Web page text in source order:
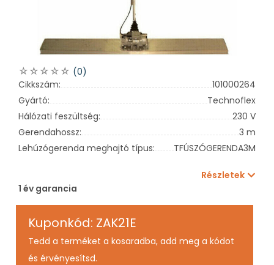
(0)
Cikkszám:
101000264
Gyártó:
Technoflex
Hálózati feszültség:
230 V
Gerendahossz:
3 m
Lehúzógerenda meghajtó típus:
TFÚSZÓGERENDA3M
Részletek
1 év garancia
Kuponkód: ZAK21E
Tedd a terméket a kosaradba, add meg a kódot
és érvényesítsd.